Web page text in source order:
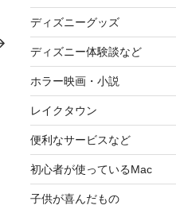
ディズニーグッズ
ディズニー体験談など
ホラー映画・小説
レイクタウン
便利なサービスなど
初心者が使っているMac
子供が喜んだもの